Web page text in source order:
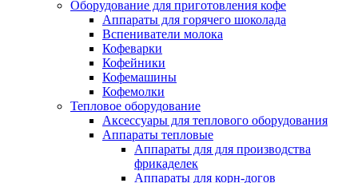
Оборудование для приготовления кофе
Аппараты для горячего шоколада
Вспениватели молока
Кофеварки
Кофейники
Кофемашины
Кофемолки
Тепловое оборудование
Аксессуары для теплового оборудования
Аппараты тепловые
Аппараты для для производства
фрикаделек
Аппараты для корн-догов